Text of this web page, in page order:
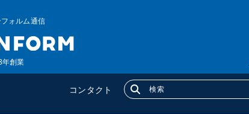
ォルム通信
年創業
コンタクト